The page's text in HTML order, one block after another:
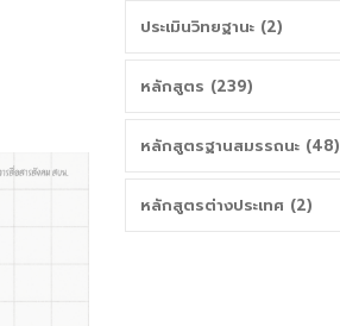
ประเมินวิทยฐานะ (2)
หลักสูตร (239)
หลักสูตรฐานสมรรถนะ (48)
หลักสูตรต่างประเทศ (2)